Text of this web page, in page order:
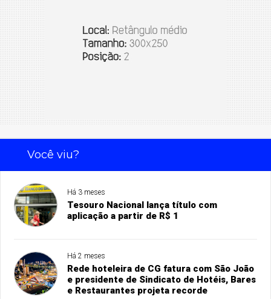
Você viu?
Há 3 meses
Tesouro Nacional lança título com
aplicação a partir de R$ 1
Há 2 meses
Rede hoteleira de CG fatura com São João
e presidente de Sindicato de Hotéis, Bares
e Restaurantes projeta recorde